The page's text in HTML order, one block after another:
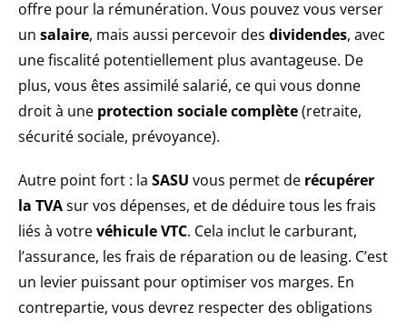
offre pour la rémunération. Vous pouvez vous verser
un salaire, mais aussi percevoir des dividendes, avec
une fiscalité potentiellement plus avantageuse. De
plus, vous êtes assimilé salarié, ce qui vous donne
droit à une protection sociale complète(retraite,
sécurité sociale, prévoyance).
Autre point fort : la SASU vous permet de récupérer
la TVAsur vos dépenses, et de déduire tous les frais
liés à votrevéhicule VTC. Cela inclut le carburant,
l’assurance, les frais de réparation ou de leasing. C’est
un levier puissant pour optimiser vos marges. En
contrepartie, vous devrez respecter des obligations